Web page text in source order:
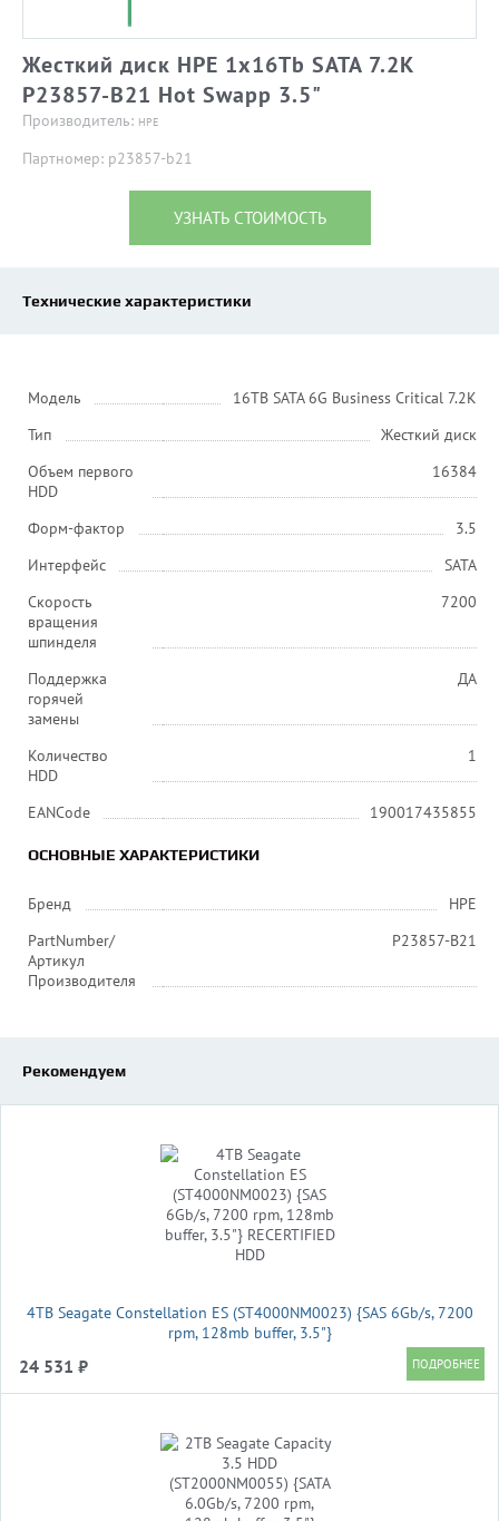
Жесткий диск HPE 1x16Tb SATA 7.2K
P23857-B21 Hot Swapp 3.5"
Производитель: HPE
Партномер: p23857-b21
УЗНАТЬ СТОИМОСТЬ
Технические характеристики
Модель
16TB SATA 6G Business Critical 7.2K
Тип
Жесткий диск
Объем первого
HDD
16384
Форм-фактор
3.5
Интерфейс
SATA
Скорость
вращения
шпинделя
7200
Поддержка
горячей
замены
ДА
Количество
HDD
1
EANCode 190017435855
ОСНОВНЫЕ ХАРАКТЕРИСТИКИ
Бренд
HPE
PartNumber/
Артикул
Производителя
P23857-B21
Рекомендуем
4TB Seagate Constellation ES (ST4000NM0023) {SAS 6Gb/s, 7200
rpm, 128mb buffer, 3.5"}
24 531 ₽